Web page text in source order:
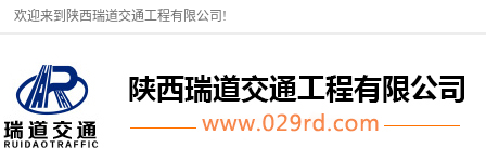
欢迎来到陕西瑞道交通工程有限公司!